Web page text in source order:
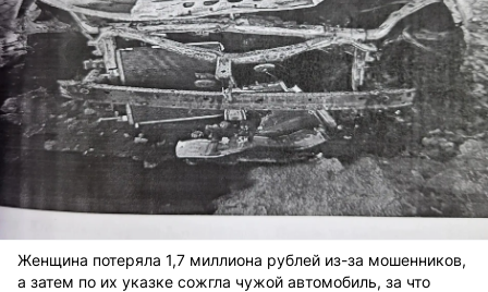
Женщина потеряла 1,7 миллиона рублей из-за мошенников,
а затем по их указке сожгла чужой автомобиль, за что